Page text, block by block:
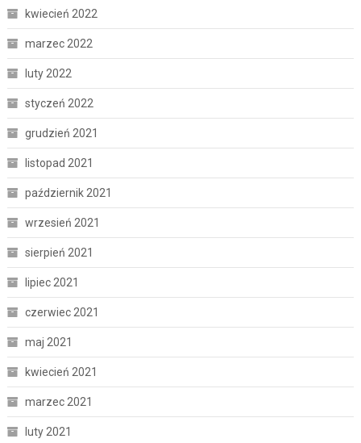
kwiecień 2022
marzec 2022
luty 2022
styczeń 2022
grudzień 2021
listopad 2021
październik 2021
wrzesień 2021
sierpień 2021
lipiec 2021
czerwiec 2021
maj 2021
kwiecień 2021
marzec 2021
luty 2021